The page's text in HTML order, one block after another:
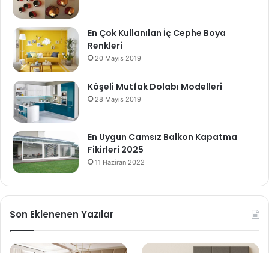
En Çok Kullanılan İç Cephe Boya
Renkleri
20 Mayıs 2019
Köşeli Mutfak Dolabı Modelleri
28 Mayıs 2019
En Uygun Camsız Balkon Kapatma
Fikirleri 2025
11 Haziran 2022
Son Eklenenen Yazılar